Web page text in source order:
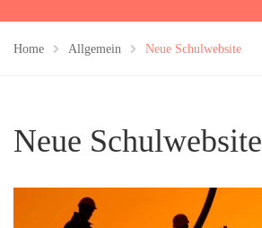
Home Allgemein Neue Schulwebsite
Neue Schulwebsite